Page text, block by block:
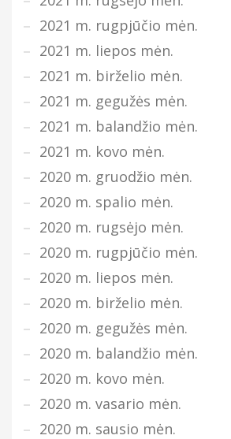
2021 m. rugpjūčio mėn.
2021 m. liepos mėn.
2021 m. birželio mėn.
2021 m. gegužės mėn.
2021 m. balandžio mėn.
2021 m. kovo mėn.
2020 m. gruodžio mėn.
2020 m. spalio mėn.
2020 m. rugsėjo mėn.
2020 m. rugpjūčio mėn.
2020 m. liepos mėn.
2020 m. birželio mėn.
2020 m. gegužės mėn.
2020 m. balandžio mėn.
2020 m. kovo mėn.
2020 m. vasario mėn.
2020 m. sausio mėn.